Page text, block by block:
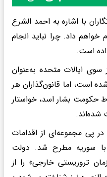
با اشاره به احمد الشرع
خواهم داد. چرا نباید انجام
است.
۱۹۷۹ تاکنون از سوی ایالات متحده به‌عنوان
است، اما قانون‌گذاران هر
حکومت بشار اسد، خواستار
شده‌اند.
در پی مجموعه‌ای از اقدامات
با سوریه مطرح شد. دولت
تروریستی خارجی» را از